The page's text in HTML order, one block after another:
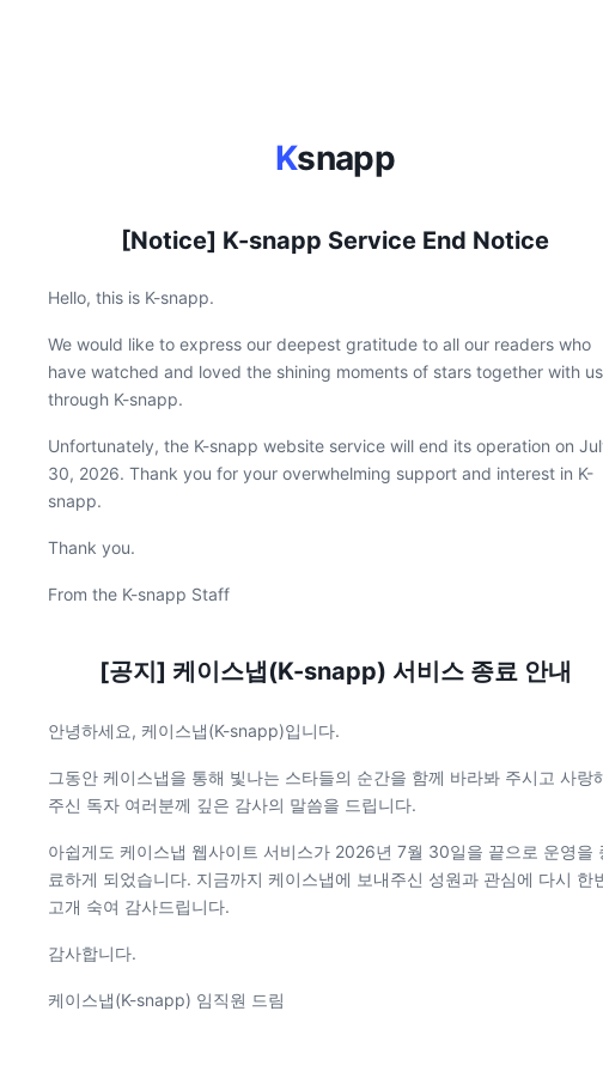
Ksnapp
[Notice] K-snapp Service End Notice
Hello, this is K-snapp.
We would like to express our deepest gratitude to all our readers who
have watched and loved the shining moments of stars together with us
through K-snapp.
Unfortunately, the K-snapp website service will end its operation on
30, 2026. Thank you for your overwhelming support and interest in K-
snapp.
Thank you.
From the K-snapp Staff
[공지] 케이스냅(K-snapp) 서비스 종료 안내
안녕하세요, 케이스냅(K-snapp)입니다.
그동안 케이스냅을 통해 빛나는 스타들의 순간을 함께 바라봐 주시고 사랑
주신 독자 여러분께 깊은 감사의 말씀을 드립니다.
아쉽게도 케이스냅 웹사이트 서비스가 2026년 7월 30일을 끝으로 운영을
료하게 되었습니다. 지금까지 케이스냅에 보내주신 성원과 관심에 다시 한
고개 숙여 감사드립니다.
감사합니다.
케이스냅(K-snapp) 임직원 드림